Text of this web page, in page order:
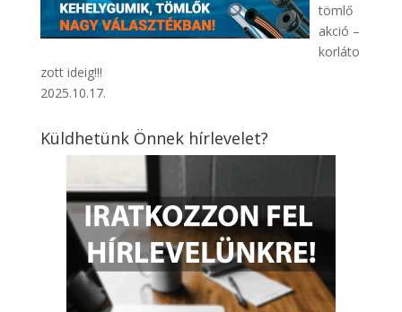
tömlő
akció –
korláto
zott ideig!!!
2025.10.17.
Küldhetünk Önnek hírlevelet?